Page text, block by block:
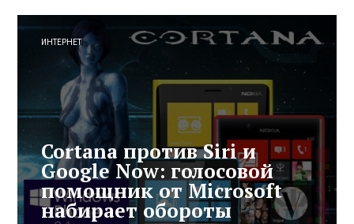
ИНТЕРНЕТ
Cortana против Siri и
Google Now: голосовой
помощник от Microsoft
набирает обороты